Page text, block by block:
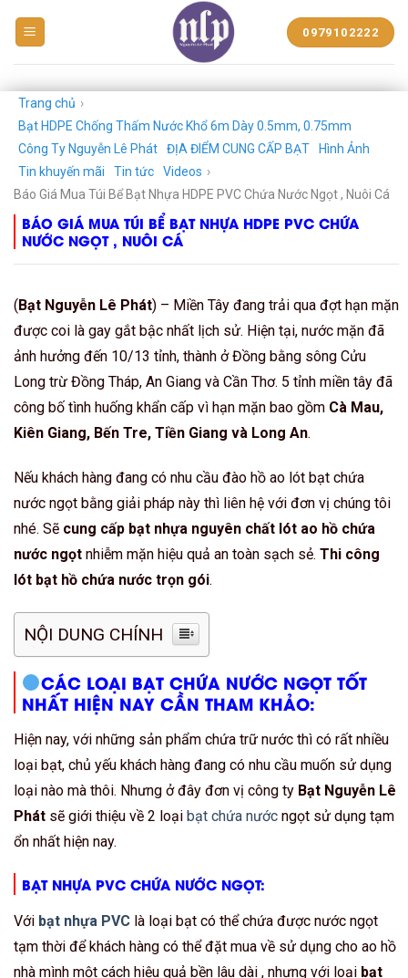
NHỰA
PHÁT
0979102222
Trang chủ ›
Bạt HDPE Chống Thấm Nước Khổ 6m Dày 0.5mm, 0.75mm
Công Ty Nguyễn Lê Phát
ĐỊA ĐIỂM CUNG CẤP BẠT
Hình Ảnh
Tin khuyến mãi
Tin tức Videos ›
Báo Giá Mua Túi Bể Bạt Nhựa HDPE PVC Chứa Nước Ngọt , Nuôi Cá
BÁO GIÁ MUA TÚI BỂ BẠT NHỰA HDPE PVC CHỨA
NƯỚC NGỌT , NUÔI CÁ
(Bạt Nguyễn Lê Phát) – Miền Tây đang trải qua đợt hạn mặn
được coi là gay gắt bậc nhất lịch sử. Hiện tại, nước mặn đã
ảnh hưởng đến 10/13 tỉnh, thành ở Đồng bằng sông Cửu
Long trừ Đồng Tháp, An Giang và Cần Thơ. 5 tỉnh miền tây đã
công bố tình huống khẩn cấp vì hạn mặn bao gồm Cà Mau,
Kiên Giang, Bến Tre, Tiền Giang và Long An.
Nếu khách hàng đang có nhu cầu đào hồ ao lót bạt chứa
nước ngọt bằng giải pháp này thì liên hệ với đơn vị chúng tôi
nhé. Sẽ cung cấp bạt nhựa nguyên chất lót ao hồ chứa
nước ngọt nhiễm mặn hiệu quả an toàn sạch sẻ. Thi công
lót bạt hồ chứa nước trọn gói.
NỘI DUNG CHÍNH
CÁC LOẠI BẠT CHỨA NƯỚC NGỌT TỐT
NHẤT HIỆN NAY CẦN THAM KHẢO:
Hiện nay, với những sản phẩm chứa trữ nước thì có rất nhiều
loại bạt, chủ yếu khách hàng đang có nhu cầu muốn sử dụng
loại nào mà thôi. Nhưng ở đây đơn vị công ty Bạt Nguyễn Lê
Phát sẽ giới thiệu về 2 loại bạt chứa nước ngọt sử dụng tạm
ổn nhất hiện nay.
BẠT NHỰA PVC CHỨA NƯỚC NGỌT:
Với bạt nhựa PVC là loại bạt có thể chứa được nước ngọt
tạm thời để khách hàng có thể đặt mua về sử dụng cho ao hồ
nhà mình một cách hiệu quả bền lâu dài , nhưng với loại bạt